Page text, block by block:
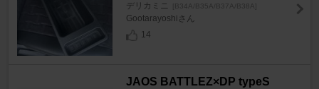
デリカミニ [B34A/B35A/B37A/B38A]
Gootarayoshiさん
14
JAOS BATTLEZ×DP typeS